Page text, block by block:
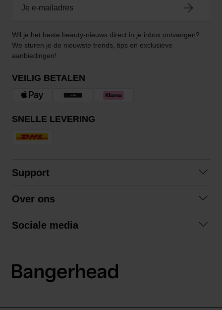
Wil je het beste beauty-nieuws direct in je inbox ontvangen?
We sturen je de nieuwste trends, tips en exclusieve
aanbiedingen!
VEILIG BETALEN
SNELLE LEVERING
Support
Algemene voorwaarden
Over ons
Sociale media
LinkedIn